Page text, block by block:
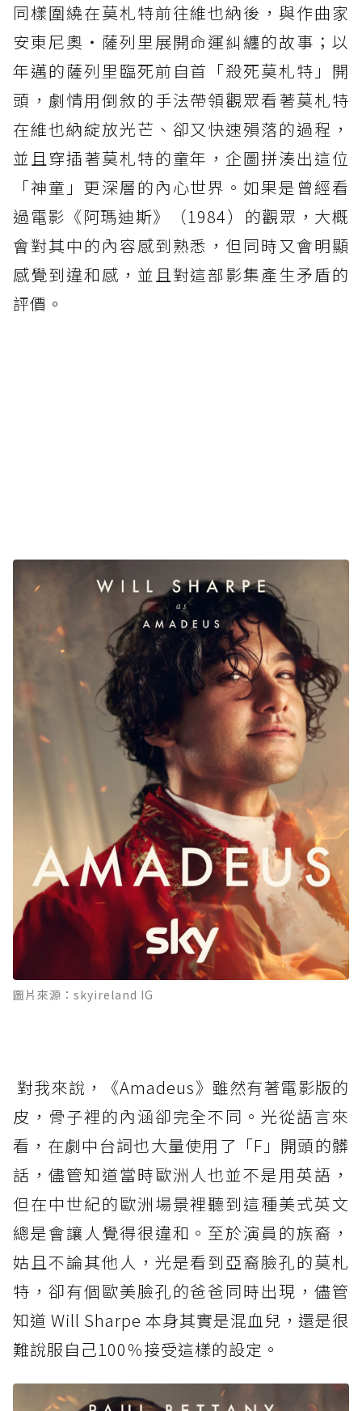
同樣圍繞在莫札特前往維也納後，與作曲家
安東尼奧・薩列里展開命運糾纏的故事；以
年邁的薩列里臨死前自首「殺死莫札特」開
頭，劇情用倒敘的手法帶領觀眾看著莫札特
在維也納綻放光芒、卻又快速殞落的過程，
並且穿插著莫札特的童年，企圖拼湊出這位
「神童」更深層的內心世界。如果是曾經看
過電影《阿瑪迪斯》（1984）的觀眾，大概
會對其中的內容感到熟悉，但同時又會明顯
感覺到違和感，並且對這部影集產生矛盾的
評價。
圖片來源：skyireland IG
對我來說，《Amadeus》雖然有著電影版的
皮，骨子裡的內涵卻完全不同。光從語言來
看，在劇中台詞也大量使用了「F」開頭的髒
話，儘管知道當時歐洲人也並不是用英語，
但在中世紀的歐洲場景裡聽到這種美式英文
總是會讓人覺得很違和。至於演員的族裔，
姑且不論其他人，光是看到亞裔臉孔的莫札
特，卻有個歐美臉孔的爸爸同時出現，儘管
知道 Will Sharpe 本身其實是混血兒，還是很
難說服自己100％接受這樣的設定。